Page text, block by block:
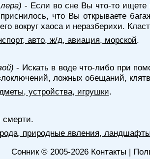
- Если во сне Вы что-то ищете
что Вы открываете
вокруг хаоса и неразберихи.
авто, ж/д, авиация, морской.
- Искать в воде что-либо при
ложных обещаний,
устройства, игрушки.
смерти.
природные явления, ландшафты
Сонник© 2005-2026 Контакты |